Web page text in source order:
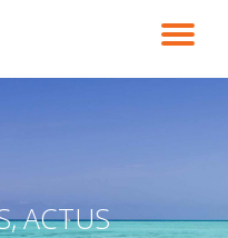
ACTUS